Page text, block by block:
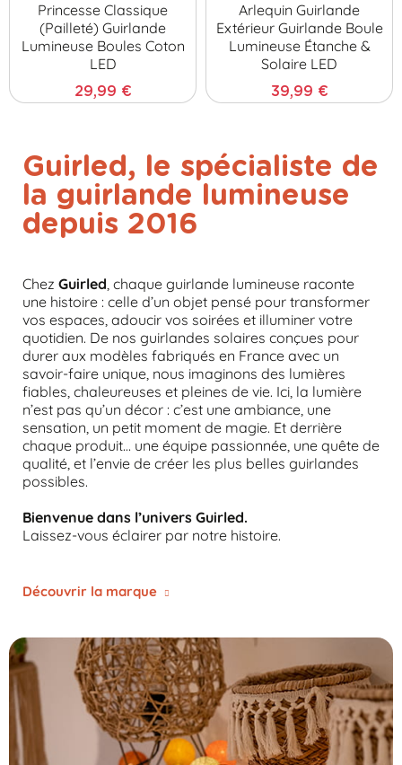
Princesse Classique
(pailleté) Guirlande
Lumineuse Boules Coton
LED
29,99 €
Arlequin Guirlande
Extérieur Guirlande Boule
Lumineuse Étanche &
Solaire LED
39,99 €
Guirled, le spécialiste de
la guirlande lumineuse
depuis 2016
Chez Guirled, chaque guirlande lumineuse raconte
une histoire : celle d’un objet pensé pour transformer
vos espaces, adoucir vos soirées et illuminer votre
quotidien. De nos guirlandes solaires conçues pour
durer aux modèles fabriqués en France avec un
savoir-faire unique, nous imaginons des lumières
fiables, chaleureuses et pleines de vie. Ici, la lumière
n’est pas qu’un décor : c’est une ambiance, une
sensation, un petit moment de magie. Et derrière
chaque produit… une équipe passionnée, une quête de
qualité, et l’envie de créer les plus belles guirlandes
possibles.
Bienvenue dans l’univers Guirled.
Laissez-vous éclairer par notre histoire.
Découvrir la marque